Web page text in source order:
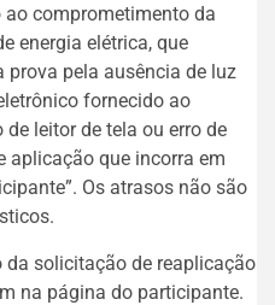
comprometimento da
energia elétrica, que
pela ausência de luz
fornecido ao
leitor de tela ou erro de
aplicação que incorra em
Os atrasos não são
da solicitação de reaplicação
na página do participante.